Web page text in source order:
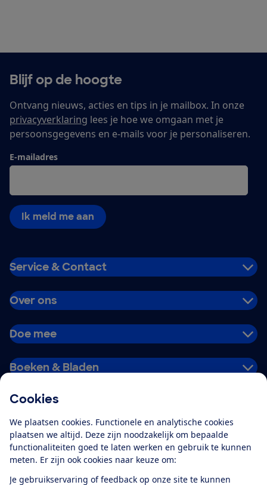
Cookies
We plaatsen cookies. Functionele en analytische cookies
plaatsen we altijd. Deze zijn noodzakelijk om bepaalde
functionaliteiten goed te laten werken en gebruik te kunnen
meten. Er zijn ook cookies naar keuze om:
Je gebruikservaring of feedback op onze site te kunnen
Blijf op de hoogte
Ontvang nieuws, acties en tips in je mailbox. In onze
privacyverklaring lees je hoe we omgaan met je
persoonsgegevens en e-mails voor je personaliseren.
E-mailadres
Ik meld me aan
Service & Contact
Over ons
Doe mee
Boeken & Bladen
Alles over de